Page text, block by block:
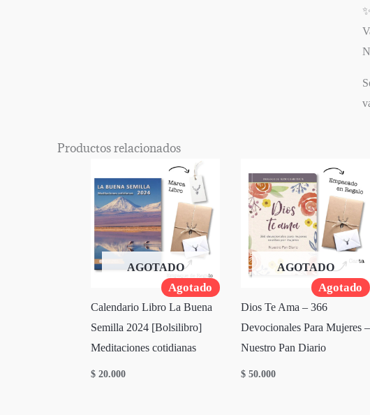
✨
Productos relacionados
Agotado
AGOTADO
Calendario Libro La Buena
Semilla 2024 [Bolsilibro]
Meditaciones cotidianas
$ 20.000
Agotado
AGOTADO
Dios Te Ama – 366
Devocionales Para Mujeres –
Nuestro Pan Diario
$ 50.000